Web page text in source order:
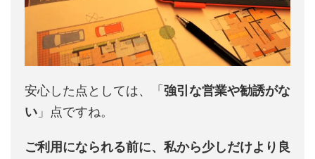
安心した点としては、「強引な営業や勧誘がな
い 」点ですね。
ご利用になられる前に、私から少しだけより良